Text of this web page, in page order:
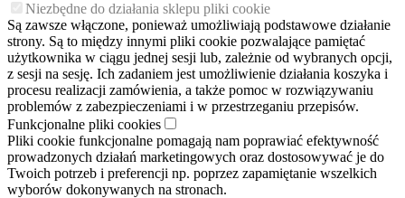
Niezbędne do działania sklepu pliki cookie
Są zawsze włączone, ponieważ umożliwiają podstawowe działanie
strony. Są to między innymi pliki cookie pozwalające pamiętać
użytkownika w ciągu jednej sesji lub, zależnie od wybranych opcji,
z sesji na sesję. Ich zadaniem jest umożliwienie działania koszyka i
procesu realizacji zamówienia, a także pomoc w rozwiązywaniu
problemów z zabezpieczeniami i w przestrzeganiu przepisów.
Funkcjonalne pliki cookies
Pliki cookie funkcjonalne pomagają nam poprawiać efektywność
prowadzonych działań marketingowych oraz dostosowywać je do
Twoich potrzeb i preferencji np. poprzez zapamiętanie wszelkich
wyborów dokonywanych na stronach.